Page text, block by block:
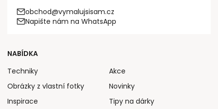
obchod@vymalujsisam.cz
Napište nám na WhatsApp
NABÍDKA
Techniky
Obrázky z vlastní fotky
Inspirace
Akce
Novinky
Tipy na dárky